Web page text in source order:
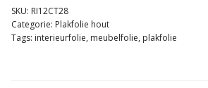
SKU: RI12CT28
Categorie: Plakfolie hout
Tags: interieurfolie, meubelfolie, plakfolie